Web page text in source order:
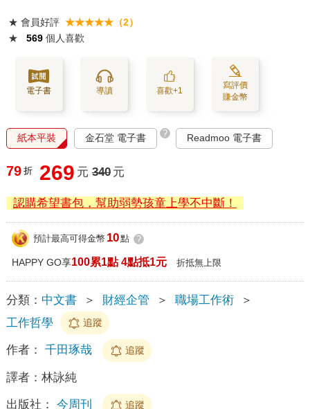
★ 會員好評 ★★★★★（2）
★
569 個人喜歡
電子書 導讀 喜歡+1
寫評價
賺金幣
紙本平裝 金石堂 電子書 ? Readmoo 電子書
79 折 269 元 340 元
認購希望書包，幫助弱勢孩童上學不中斷！
預計最高可得金幣 10點 ?
HAPPY GO享100累1點 4點抵1元 折抵無上限
分類： 中文書 ＞ 財經企管 ＞ 職場工作術
＞
工作哲學
追蹤
作者： 千田琢哉 追蹤
譯者： 林詠純
出版社： 今周刊 追蹤